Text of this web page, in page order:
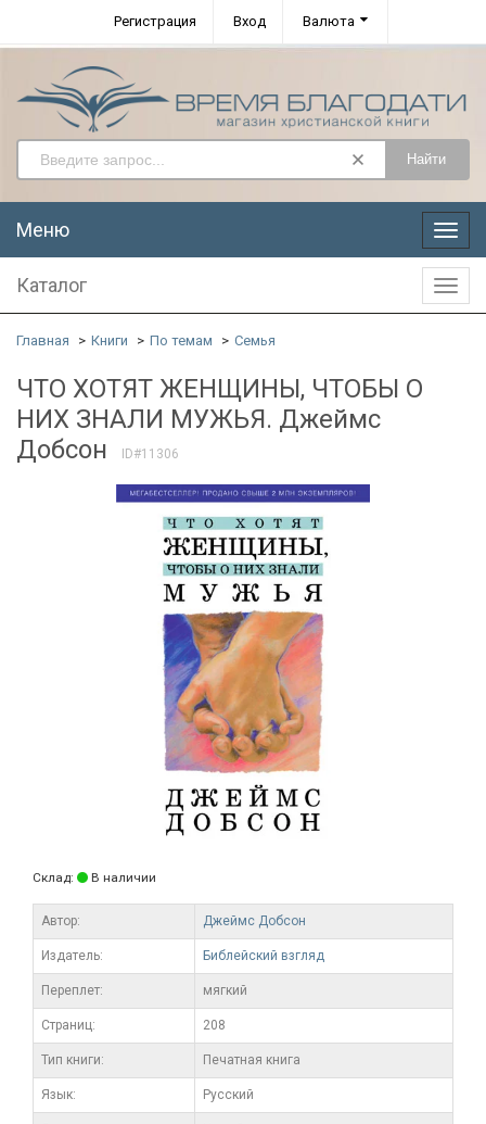
Регистрация Вход Валюта
Найти
Меню
Меню
Каталог
Главная Книги По темам Семья
ЧТО ХОТЯТ ЖЕНЩИНЫ, ЧТОБЫ О
НИХ ЗНАЛИ МУЖЬЯ. Джеймс
Добсон
ID#11306
Склад: В наличии
Автор: Джеймс Добсон
Издатель: Библейский взгляд
Переплет: мягкий
Cтраниц: 208
Тип книги: Печатная книга
Язык: Русский